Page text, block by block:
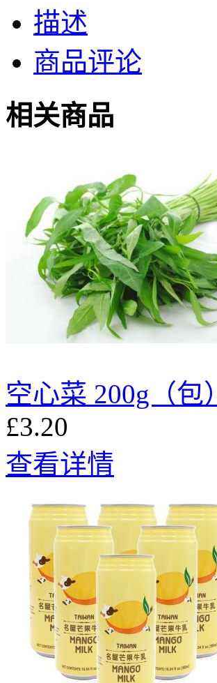
描述
商品评论
相关商品
空心菜 200g（包）
£3.20
查看详情